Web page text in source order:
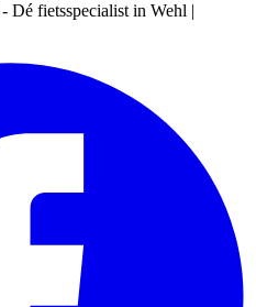
Dé fietsspecialist in Wehl |